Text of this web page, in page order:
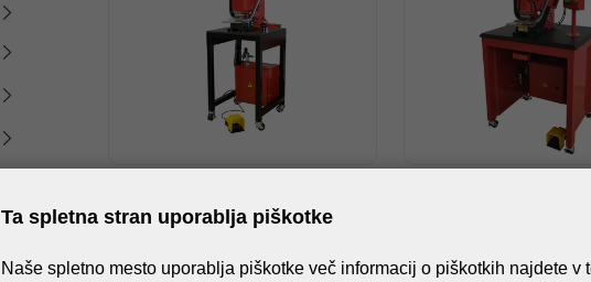
FLEXA GHOST EVO PRO
MACHINE
MACHINE
Ta spletna stran uporablja piškotke
Naše spletno mesto uporablja piškotke več informacij o piškotkih najdete v